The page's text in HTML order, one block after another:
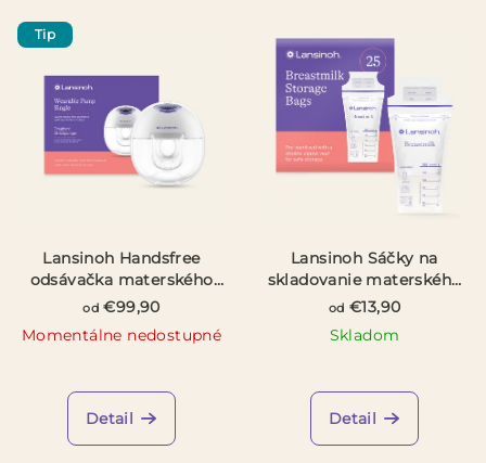
Tip
Lansinoh Handsfree
odsávačka materského
mlieka
od €99,90
Momentálne nedostupné
hodnotenie
produktu
Detail
Lansinoh Sáčky na
skladovanie materského
mlieka
od €13,90
Skladom
Detail